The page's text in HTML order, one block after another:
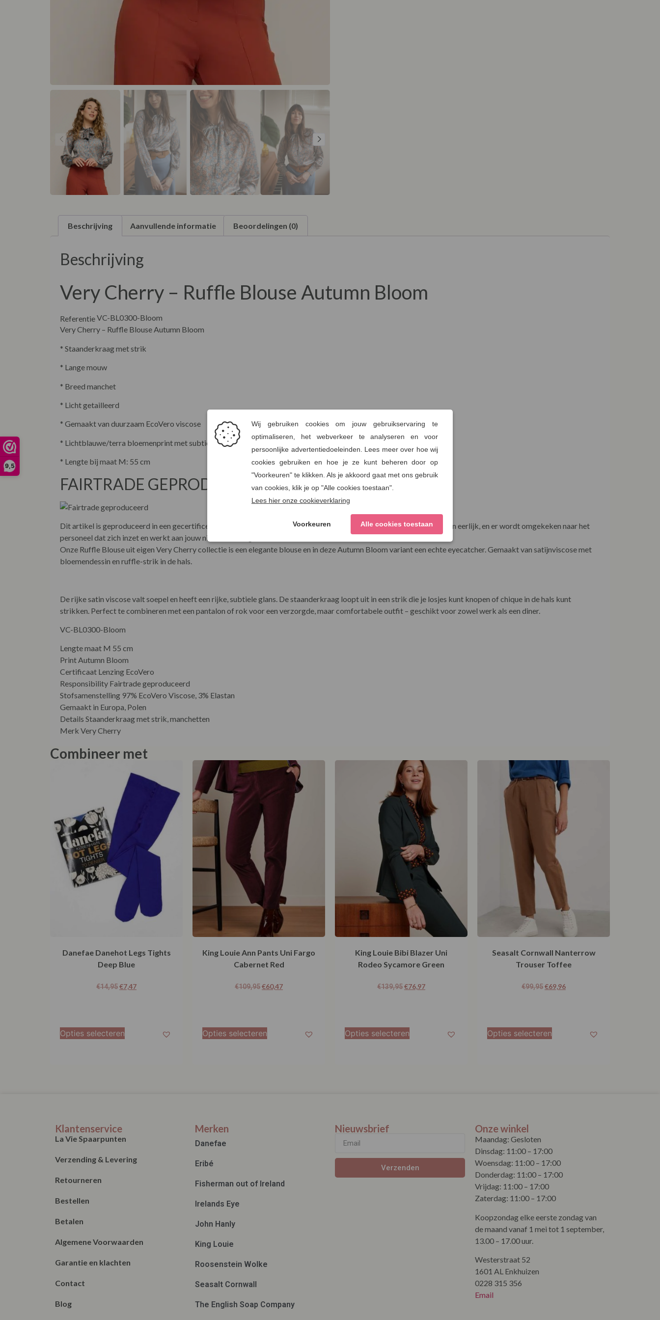
9,5
Beschrijving Aanvullende informatie Beoordelingen (0)
Beschrijving
Very Cherry – Ruffle Blouse Autumn Bloom
ReferentieVC-BL0300-Bloom
Very Cherry – Ruffle Blouse Autumn Bloom
* Staanderkraag met strik
* Lange mouw
* Breed manchet
* Licht getailleerd
* Gemaakt van duurzaam EcoVero viscose
* Lichtblauwe/terra bloemenprint met subtiele glans
* Lengte bij maat M: 55 cm
FAIRTRADE GEPRODUCEERD
Dit artikel is geproduceerd in een gecertificeerde fabriek. Een plek waar de arbeidsomstandigheden goed zijn, de lonen eerlijk, en er wordt omgekeken naar het
personeel dat zich inzet en werkt aan jouw nieuwe kledingstuk.
Onze Ruffle Blouse uit eigen Very Cherry collectie is een elegante blouse en in deze Autumn Bloom variant een echte eyecatcher. Gemaakt van satijnviscose met
bloemendessin en ruffle-strik in de hals.
De rijke satin viscose valt soepel en heeft een rijke, subtiele glans. De staanderkraag loopt uit in een strik die je losjes kunt knopen of chique in de hals kunt
strikken. Perfect te combineren met een pantalon of rok voor een verzorgde, maar comfortabele outfit – geschikt voor zowel werk als een diner.
VC-BL0300-Bloom
Lengte maat M 55 cm
Print Autumn Bloom
Certificaat Lenzing EcoVero
Responsibility Fairtrade geproduceerd
Stofsamenstelling 97% EcoVero Viscose, 3% Elastan
Gemaakt in Europa, Polen
Details Staanderkraag met strik, manchetten
Merk Very Cherry
Combineer met
Danefae Danehot Legs Tights
Deep Blue
€14,95€7,47
Opties selecteren
King Louie Ann Pants Uni Fargo
Cabernet Red
€109,95€60,47
Opties selecteren
King Louie Bibi Blazer Uni
Rodeo Sycamore Green
€139,95€76,97
Opties selecteren
Seasalt Cornwall Nanterrow
Trouser Toffee
€99,95€69,96
Opties selecteren
Klantenservice
La Vie Spaarpunten
Verzending & Levering
Retourneren
Bestellen
Betalen
Algemene Voorwaarden
Garantie en klachten
Contact
Blog
Merken
Danefae
Eribé
Fisherman out of Ireland
Irelands Eye
John Hanly
King Louie
Roosenstein Wolke
Seasalt Cornwall
The English Soap Company
Nieuwsbrief
Verzenden
Onze winkel
Maandag: Gesloten
Dinsdag: 11:00 – 17:00
Woensdag: 11:00 – 17:00
Donderdag: 11:00 – 17:00
Vrijdag: 11:00 – 17:00
Zaterdag: 11:00 – 17:00
Koopzondag elke eerste zondag van
de maand vanaf 1 mei tot 1 september,
13.00 – 17.00 uur.
Westerstraat 52
1601 AL Enkhuizen
0228 315 356
Email